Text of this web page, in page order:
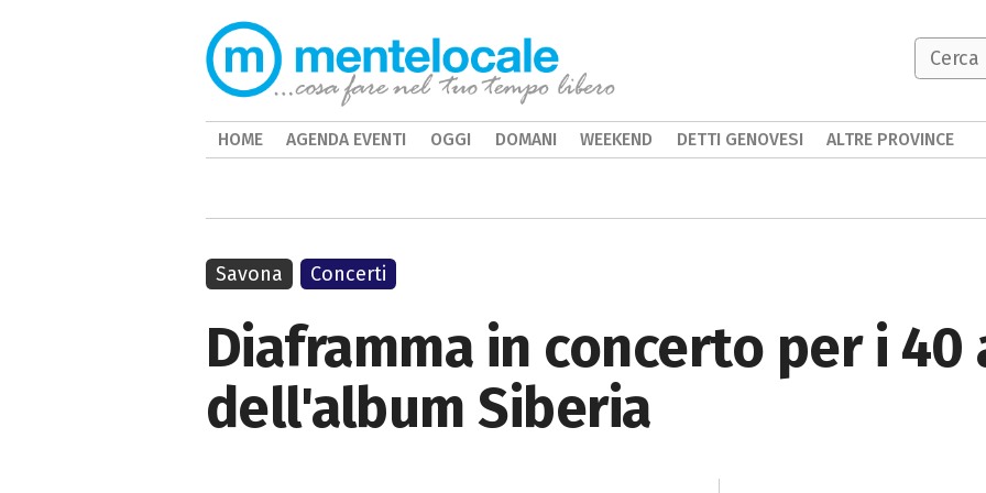
Diaframma in concerto per i 40
dell'album Siberia
Savona Concerti
HOME AGENDA EVENTI OGGI DOMANI WEEKEND DETTI GENOVESI ALTRE PROVINCE